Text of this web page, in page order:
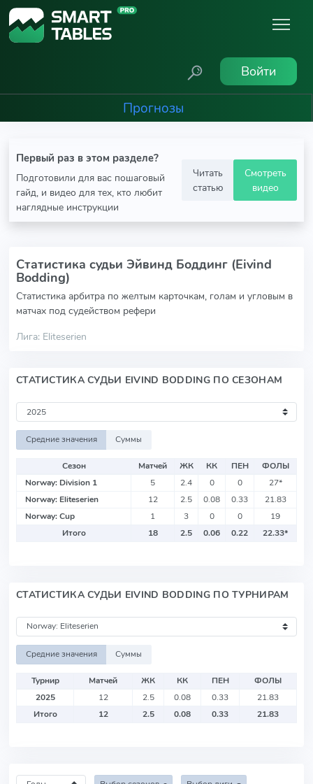
Войти
Прогнозы
Первый раз в этом разделе?
Подготовили для вас пошаговый
гайд, и видео для тех, кто любит
наглядные инструкции
Читать
статью
Смотреть
видео
Статистика судьи Эйвинд Боддинг (Eivind
Bodding)
Статистика арбитра по желтым карточкам, голам и угловым в
матчах под судейством рефери
Лига: Eliteserien
СТАТИСТИКА СУДЬИ EIVIND BODDING ПО СЕЗОНАМ
Средние значения Суммы
Сезон Матчей ЖК КК ПЕН
ФОЛЫ
Norway: Division 1
5 2.4 0 0 27*
Norway: Eliteserien
12 2.5 0.08 0.33
21.83
Norway: Cup
1 3 0 0
19
Итого
18 2.5 0.06 0.22 22.33*
СТАТИСТИКА СУДЬИ EIVIND BODDING ПО ТУРНИРАМ
Средние значения Суммы
Турнир Матчей ЖК КК ПЕН
ФОЛЫ
2025
12 2.5 0.08 0.33
21.83
Итого
12 2.5 0.08 0.33 21.83